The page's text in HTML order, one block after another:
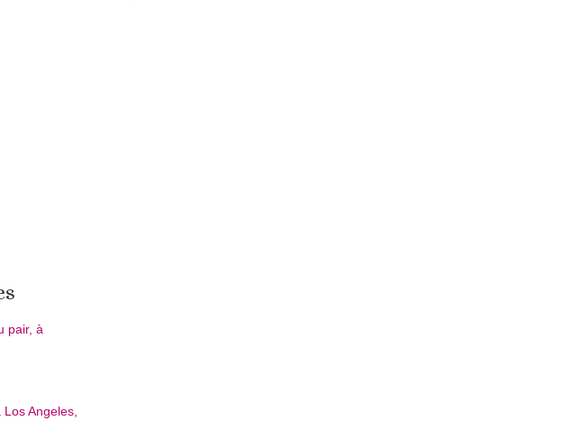
pair, à
Angeles,